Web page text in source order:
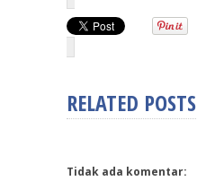
RELATED POSTS
Tidak ada komentar: